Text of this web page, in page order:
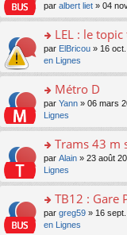
pl
s
ré
c
e
n
o
n
le
s
ré
e
s
g
e
n
o
n
le
s
ré
e
le
m
e
s
s
e
n
o
n
lu
pl
ré
c
e
o
n
ult
er
le
m
e
s
s
e
n
o
n
lu
pl
par albert liet » 04
o
n
s
er
le
m
e
s
s
a
n
o
n
LEL : le
par ElBricou » 16
en Lignes
o
s
er
le
m
e
s
s
a
Métro D
par Yann » 06 mars
Lignes
o
s
er
le
m
Trams 43 m
par Alain » 23 août
Lignes
o
n
TB12 : Gare
par greg59 » 16
en Lignes